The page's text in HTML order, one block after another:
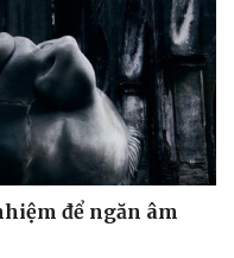
sống
đẹp
để ngăn âm